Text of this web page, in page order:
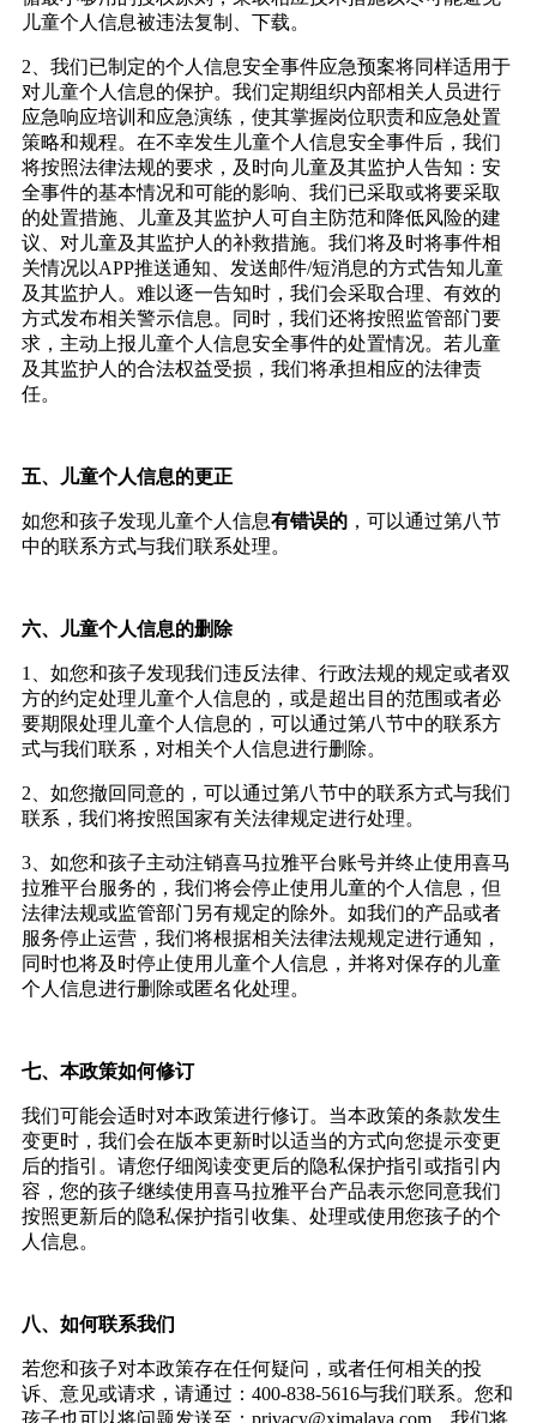
儿童个人信息被违法复制、下载。
2 、我们已制定的个人信息安全事件应急预案将同样适用于
对儿童个人信息的保护。我们定期组织内部相关人员进行
应急响应培训和应急演练，使其掌握岗位职责和应急处置
策略和规程。在不幸发生儿童个人信息安全事件后，我们
将按照法律法规的要求，及时向儿童及其监护人告知：安
全事件的基本情况和可能的影响、我们已采取或将要采取
的处置措施、儿童及其监护人可自主防范和降低风险的建
议、对儿童及其监护人的补救措施。我们将及时将事件相
关情况以APP推送通知、发送邮件/短消息的方式告知儿童
及其监护人。难以逐一告知时，我们会采取合理、有效的
方式发布相关警示信息。同时，我们还将按照监管部门要
求，主动上报儿童个人信息安全事件的处置情况。若儿童
及其监护人的合法权益受损，我们将承担相应的法律责
任。
五、儿童个人信息的更正
如您和孩子发现儿童个人信息有错误的 ，可以通过第八节
中的联系方式与我们联系处理。
六、儿童个人信息的删除
1
、如您和孩子发现我们违反法律、行政法规的规定或者双
方的约定处理儿童个人信息的，或是超出目的范围或者必
要期限处理儿童个人信息的，可以通过第八节中的联系方
式与我们联系，对相关个人信息进行删除。
2 、如您撤回同意的，可以通过第八节中的联系方式与我们
联系，我们将按照国家有关法律规定进行处理。
3 、如您和孩子主动注销喜马拉雅平台账号并终止使用喜马
拉雅平台服务的，我们将会停止使用儿童的个人信息，但
法律法规或监管部门另有规定的除外。如我们的产品或者
服务停止运营，我们将根据相关法律法规规定进行通知，
同时也将及时停止使用儿童个人信息，并将对保存的儿童
个人信息进行删除或匿名化处理。
七、本政策如何修订
我们可能会适时对本政策进行修订。当本政策的条款发生
变更时，我们会在版本更新时以适当的方式向您提示变更
后的指引。请您仔细阅读变更后的隐私保护指引或指引内
容，您的孩子继续使用喜马拉雅平台产品表示您同意我们
按照更新后的隐私保护指引收集、处理或使用您孩子的个
人信息。
八、如何联系我们
若您和孩子对本政策存在任何疑问，或者任何相关的投
诉、意见或请求，请通过： 400-838-5616与我们联系。您和
孩子也可以将问题发送至： privacy@ximalaya.com ，我们将